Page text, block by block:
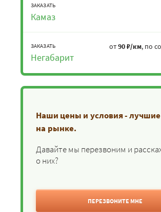
ЗАКАЗАТЬ
Камаз
ЗАКАЗАТЬ
Негабарит
от90 ₽/км, по
Наши цены и условия - лучшие
на рынке.
Давайте мы перезвоним и
о них?
ПЕРЕЗВОНИТЕ МНЕ